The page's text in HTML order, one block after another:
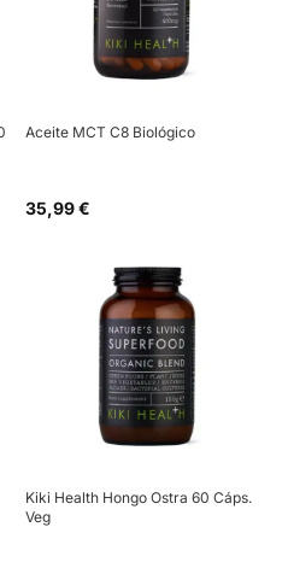
Aceite MCT C8 Biológico
35,99 €
Kiki Health Hongo Ostra 60 Cáps.
Veg